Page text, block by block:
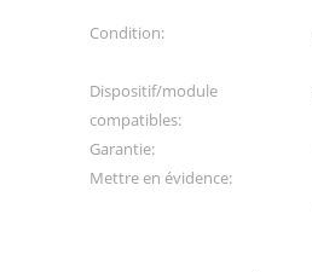
Condition:
Dispositif/module
compatibles:
Garantie:
Mettre en évidence: